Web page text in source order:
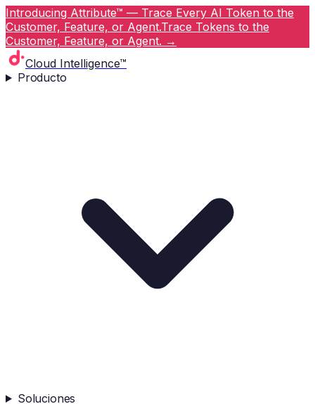
Introducing Attribute™ — Trace Every AI Token to the
Customer, Feature, or Agent.Trace Tokens to the
Customer, Feature, or Agent. →
Cloud Intelligence™
Producto
Soluciones